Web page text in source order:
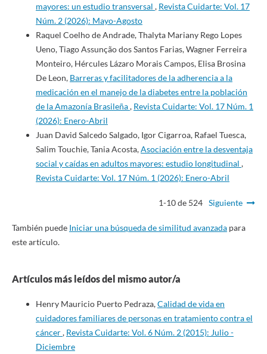
mayores: un estudio transversal , Revista Cuidarte: Vol. 17
Núm. 2 (2026): Mayo-Agosto
Raquel Coelho de Andrade, Thalyta Mariany Rego Lopes
Ueno, Tiago Assunção dos Santos Farias, Wagner Ferreira
Monteiro, Hércules Lázaro Morais Campos, Elisa Brosina
De Leon, Barreras y facilitadores de la adherencia a la
medicación en el manejo de la diabetes entre la población
de la Amazonía Brasileña, Revista Cuidarte: Vol. 17 Núm. 1
(2026): Enero-Abril
Juan David Salcedo Salgado, Igor Cigarroa, Rafael Tuesca,
Salim Touchie, Tania Acosta,Asociación entre la desventaja
social y caídas en adultos mayores: estudio longitudinal ,
Revista Cuidarte: Vol. 17 Núm. 1 (2026): Enero-Abril
1-10 de 524 Siguiente
También puede Iniciar una búsqueda de similitud avanzadapara
este artículo.
Artículos más leídos del mismo autor/a
Henry Mauricio Puerto Pedraza,Calidad de vida en
cuidadores familiares de personas en tratamiento contra el
cáncer, Revista Cuidarte: Vol. 6 Núm. 2 (2015): Julio -
Diciembre